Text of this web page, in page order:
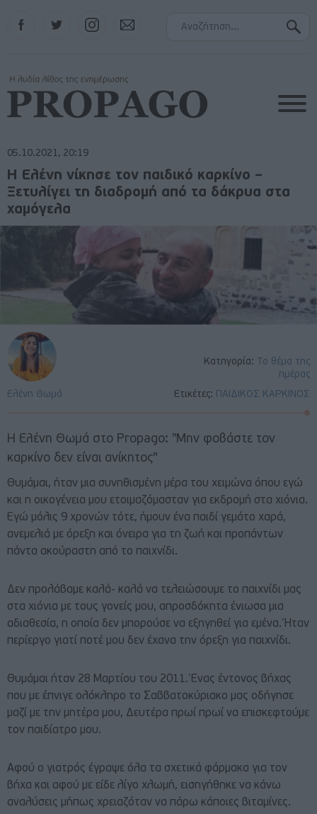
Instagram
05.10.2021, 20:19
Κατηγορία: Το θέμα της
ημέρας
Ετικέτες: ΠΑΙΔΙΚΟΣ ΚΑΡΚΙΝΟΣ
Ελένη Θωμά
Η Ελένη νίκησε τον παιδικό καρκίνο –
Ξετυλίγει τη διαδρομή από τα δάκρυα στα
χαμόγελα
Η Ελένη Θωμά στο Propago: "Μην φοβάστε τον
καρκίνο δεν είναι ανίκητος"
Θυμάμαι, ήταν μια συνηθισμένη μέρα του χειμώνα όπου εγώ
και η οικογένεια μου ετοιμαζόμασταν για εκδρομή στα χιόνια.
Εγώ μόλις 9 χρονών τότε, ήμουν ένα παιδί γεμάτο χαρά,
ανεμελιά με όρεξη και όνειρα για τη ζωή και προπάντων
πάντα ακούραστη από το παιχνίδι.
Δεν προλάβαμε καλά- καλά να τελειώσουμε το παιχνίδι μας
στα χιόνια με τους γονείς μου, απροσδόκητα ένιωσα μια
αδιαθεσία, η οποία δεν μπορούσε να εξηγηθεί για εμένα. Ήταν
περίεργο γιατί ποτέ μου δεν έχανα την όρεξη για παιχνίδι.
Θυμάμαι ήταν 28 Μαρτίου του 2011. Ένας έντονος βήχας
που με έπνιγε ολόκληρο το Σαββατοκύριακο μας οδήγησε
μαζί με την μητέρα μου, Δευτέρα πρωί πρωί να επισκεφτούμε
τον παιδίατρο μου.
Αφού ο γιατρός έγραψε όλα τα σχετικά φάρμακα για τον
βήχα και αφού με είδε λίγο χλωμή, εισηγήθηκε να κάνω
αναλύσεις μήπως χρειαζόταν να πάρω κάποιες βιταμίνες.